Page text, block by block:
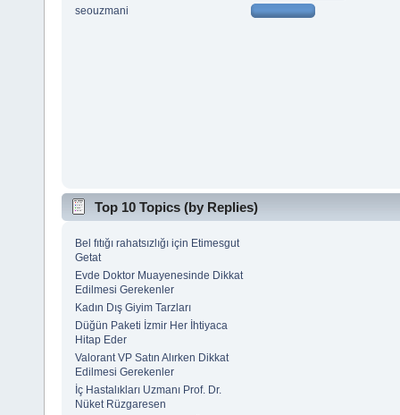
seouzmani
Top 10 Topics (by Replies)
Bel fıtığı rahatsızlığı için Etimesgut
Getat
Evde Doktor Muayenesinde Dikkat
Edilmesi Gerekenler
Kadın Dış Giyim Tarzları
Düğün Paketi İzmir Her İhtiyaca
Hitap Eder
Valorant VP Satın Alırken Dikkat
Edilmesi Gerekenler
İç Hastalıkları Uzmanı Prof. Dr.
Nüket Rüzgaresen